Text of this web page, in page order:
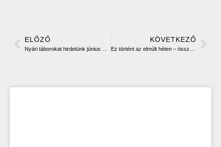
ELŐZŐ KÖVETKEZŐ